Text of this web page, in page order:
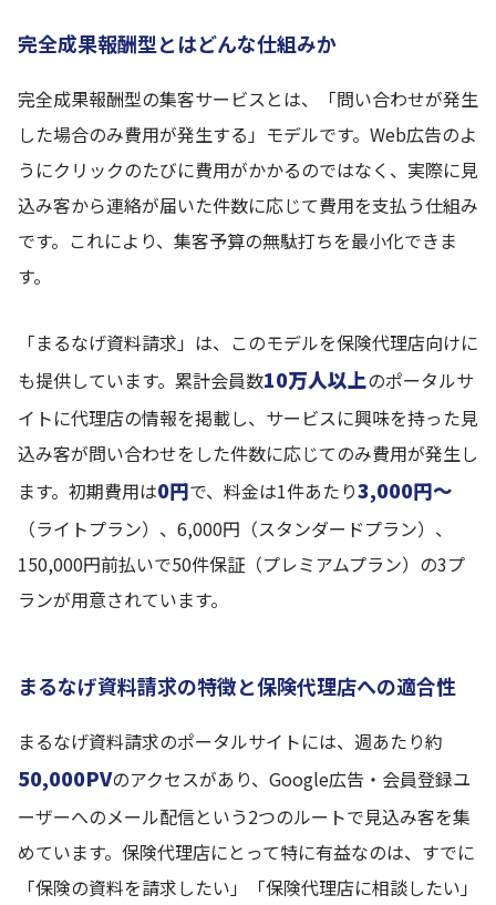
完全成果報酬型とはどんな仕組みか
完全成果報酬型の集客サービスとは、「問い合わせが発生
した場合のみ費用が発生する」モデルです。Web広告のよ
うにクリックのたびに費用がかかるのではなく、実際に見
込み客から連絡が届いた件数に応じて費用を支払う仕組み
です。これにより、集客予算の無駄打ちを最小化できま
す。
「まるなげ資料請求」は、このモデルを保険代理店向けに
も提供しています。累計会員数10万人以上のポータルサ
イトに代理店の情報を掲載し、サービスに興味を持った見
込み客が問い合わせをした件数に応じてのみ費用が発生し
ます。初期費用は0円で、料金は1件あたり3,000円〜
（ライトプラン）、6,000円（スタンダードプラン）、
150,000円前払いで50件保証（プレミアムプラン）の3プ
ランが用意されています。
まるなげ資料請求の特徴と保険代理店への適合性
まるなげ資料請求のポータルサイトには、週あたり約
50,000PVのアクセスがあり、Google広告・会員登録ユ
ーザーへのメール配信という2つのルートで見込み客を集
めています。保険代理店にとって特に有益なのは、すでに
「保険の資料を請求したい」「保険代理店に相談したい」